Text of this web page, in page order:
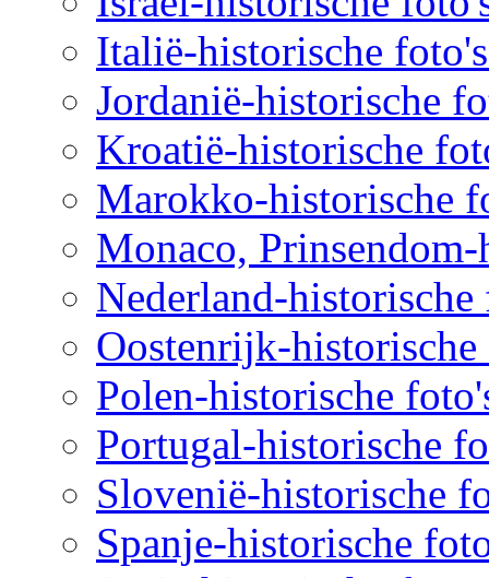
Italië-historische
Jordanië-historische
Kroatië-historische
Marokko-historische
Monaco,
Nederland-historische
Oostenrijk-historische
Polen-historische
Portugal-historische
Slovenië-historische
Spanje-historische